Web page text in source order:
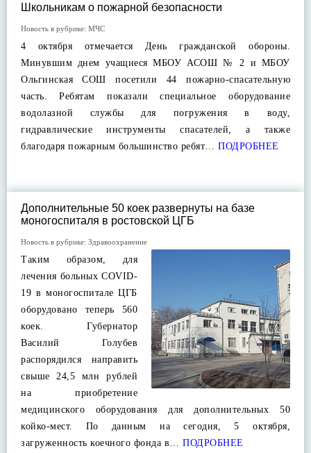
Школьникам о пожарной безопасности
Новость в рубрике: МЧС
4 октября отмечается День гражданской обороны.
Минувшим днем учащиеся МБОУ АСОШ № 2 и МБОУ
Ольгинская СОШ посетили 44 пожарно-спасательную
часть. Ребятам показали специальное оборудование
водолазной службы для погружения в воду,
гидравлические инструменты спасателей, а также
благодаря пожарным большинство ребят… ПОДРОБНЕЕ
Дополнительные 50 коек развернуты на базе
моногоспиталя в ростовской ЦГБ
Новость в рубрике: Здравоохранение
Таким образом, для
лечения больных COVID-
19 в моногоспитале ЦГБ
оборудовано теперь 560
коек. Губернатор
Василий Голубев
распорядился направить
свыше 24,5 млн рублей
на приобретение
медицинского оборудования для дополнительных 50
койко-мест. По данным на сегодня, 5 октября,
загруженность коечного фонда в… ПОДРОБНЕЕ